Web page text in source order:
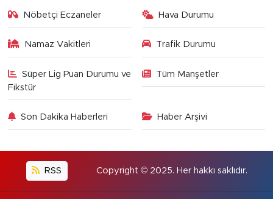
Nöbetçi Eczaneler Hava Durumu
Namaz Vakitleri Trafik Durumu
Süper Lig Puan Durumu ve
Fikstür
Tüm Manşetler
Son Dakika Haberleri Haber Arşivi
RSS Copyright © 2025. Her hakkı saklıdır.